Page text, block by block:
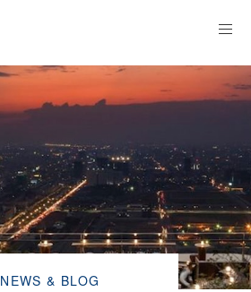
NEWS & BLOG